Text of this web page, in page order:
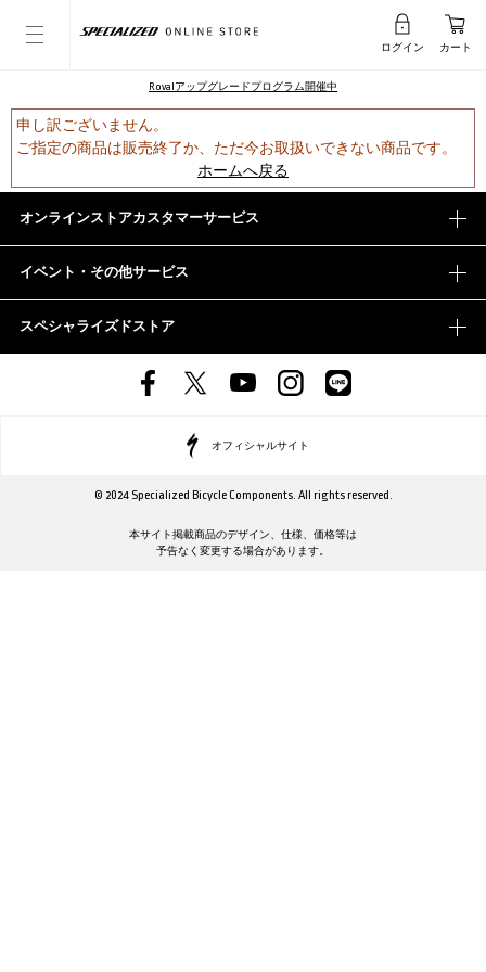
ログイン カート
Rovalアップグレードプログラム開催中
申し訳ございません。
ご指定の商品は販売終了か、ただ今お取扱いできない商品です。
ホームへ戻る
オンラインストアカスタマーサービス
イベント・その他サービス
スペシャライズドストア
オフィシャルサイト
© 2024 Specialized Bicycle Components. All rights reserved.
本サイト掲載商品のデザイン、仕様、価格等は
予告なく変更する場合があります。